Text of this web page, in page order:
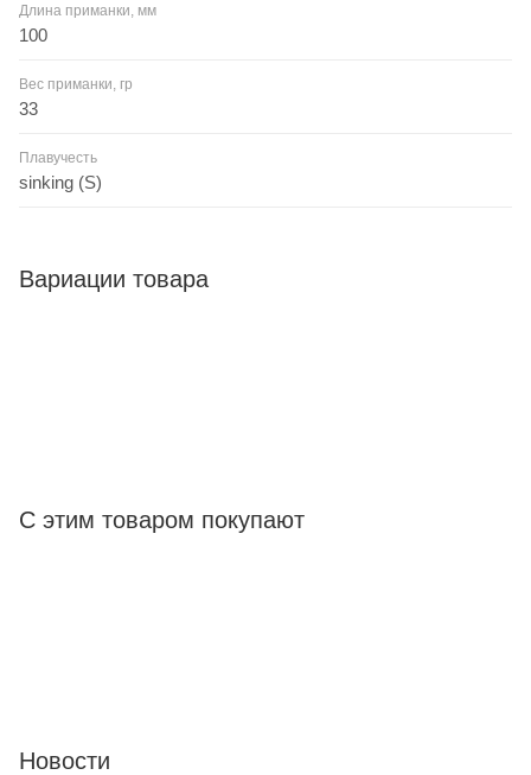
Длина приманки, мм
100
Вес приманки, гр
33
Плавучесть
sinking (S)
Вариации товара
С этим товаром покупают
Новости